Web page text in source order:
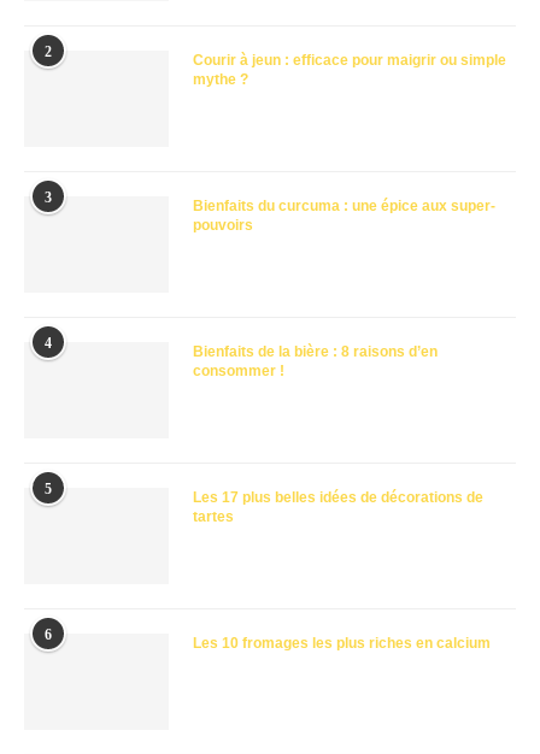
2
Courir à jeun : efficace pour maigrir ou simple
mythe ?
3
Bienfaits du curcuma : une épice aux super-
pouvoirs
4
Bienfaits de la bière : 8 raisons d’en
consommer !
5
Les 17 plus belles idées de décorations de
tartes
6 Les 10 fromages les plus riches en calcium